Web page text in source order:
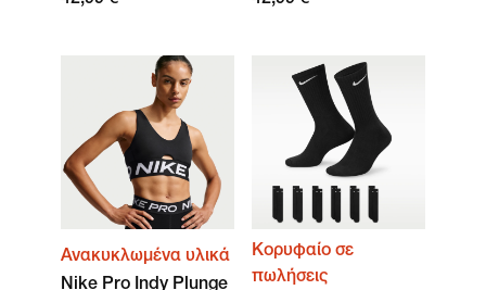
Ανακυκλωμένα υλικά
Nike Pro Indy Plunge
Κορυφαίο σε
πωλήσεις